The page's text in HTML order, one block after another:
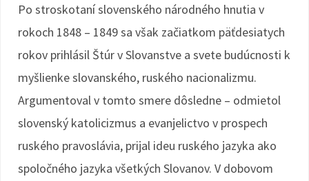
Po stroskotaní slovenského národného hnutia v
rokoch 1848 – 1849 sa však začiatkom päťdesiatych
rokov prihlásil Štúr v Slovanstve a svete budúcnosti k
myšlienke slovanského, ruského nacionalizmu.
Argumentoval v tomto smere dôsledne – odmietol
slovenský katolicizmus a evanjelictvo v prospech
ruského pravoslávia, prijal ideu ruského jazyka ako
spoločného jazyka všetkých Slovanov. V dobovom